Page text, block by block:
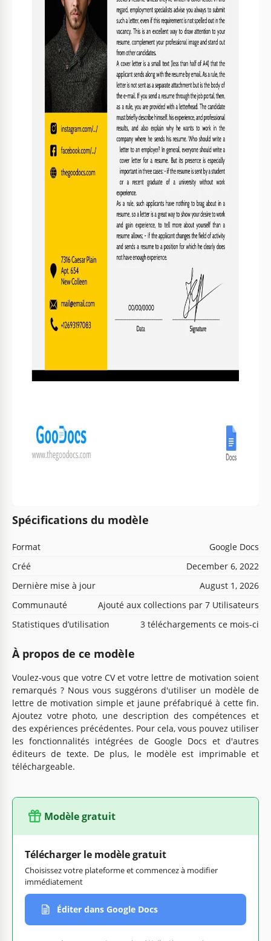
Spécifications du modèle
Format
Google Docs
Créé
December 6, 2022
Dernière mise à jour
August 1, 2026
Communauté
Ajouté aux collections par 7 Utilisateurs
Statistiques d’utilisation
3 téléchargements ce mois-ci
À propos de ce modèle
Voulez-vous que votre CV et votre lettre de motivation soient
remarqués ? Nous vous suggérons d'utiliser un modèle de
lettre de motivation simple et jaune préfabriqué à cette fin.
Ajoutez votre photo, une description des compétences et
des expériences précédentes. Pour cela, vous pouvez utiliser
les fonctionnalités intégrées de Google Docs et d'autres
éditeurs de texte. De plus, le modèle est imprimable et
téléchargeable.
Modèle gratuit
Télécharger le modèle gratuit
Choisissez votre plateforme et commencez à modifier
immédiatement
Éditer dans Google Docs